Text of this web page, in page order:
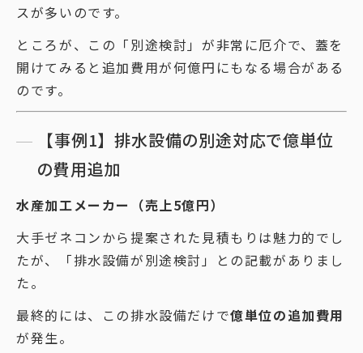
スが多いのです。
ところが、この「別途検討」が非常に厄介で、蓋を
開けてみると追加費用が何億円にもなる場合がある
のです。
【事例1】排水設備の別途対応で億単位
の費用追加
水産加工メーカー（売上5億円）
大手ゼネコンから提案された見積もりは魅力的でし
たが、「排水設備が別途検討」との記載がありまし
た。
最終的には、この排水設備だけで億単位の追加費用
が発生。